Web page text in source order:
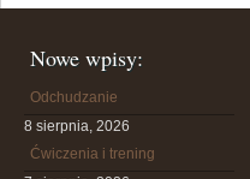
Nowe wpisy:
Odchudzanie
8 sierpnia, 2026
Ćwiczenia i trening